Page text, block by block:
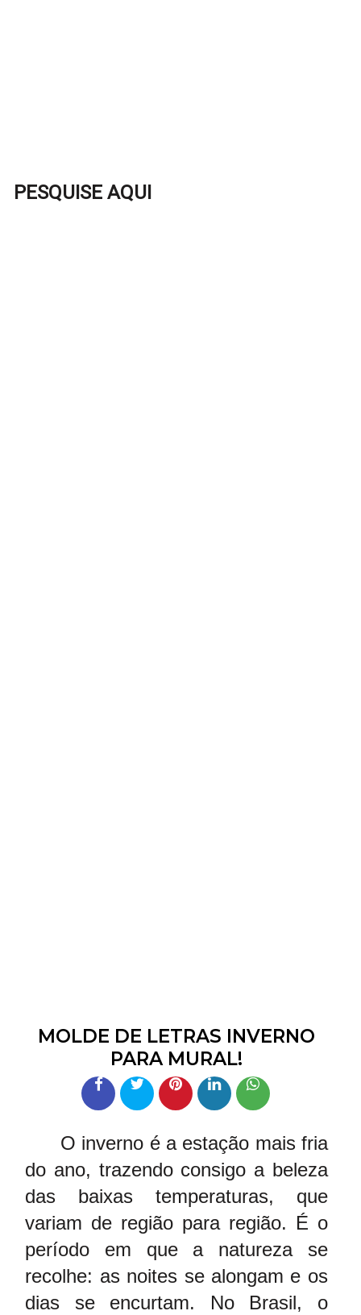
PESQUISE AQUI
MOLDE DE LETRAS INVERNO
PARA MURAL!
O inverno é a estação mais fria
do ano, trazendo consigo a beleza
das baixas temperaturas, que
variam de região para região. É o
período em que a natureza se
recolhe: as noites se alongam e os
dias se encurtam. No Brasil, o